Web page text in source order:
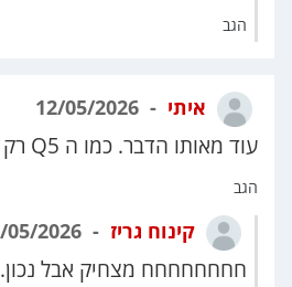
הגב
איתי
עוד מאותו הדבר. כמו ה Q5 רק ב XL.
הגב
קינוח גריז
חחחחחחחח מצחיק אבל נכון.